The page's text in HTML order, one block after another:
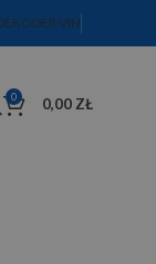
VIN
0 0,00 ZŁ